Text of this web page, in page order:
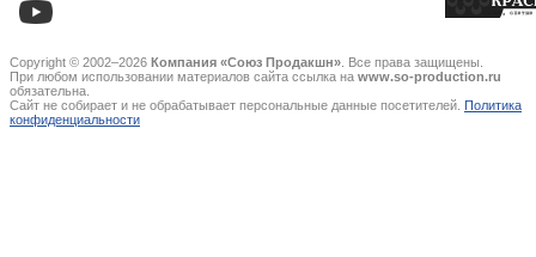
Copyright © 2002–2026 Компания «Союз Продакшн» . Все права защищены.
При любом использовании материалов сайта ссылка на www.so-production.ru
обязательна.
Сайт не собирает и не обрабатывает персональные данные посетителей. Политика
конфиденциальности